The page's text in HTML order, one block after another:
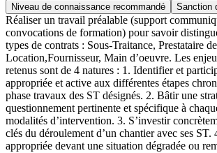
Niveau de connaissance recommandé
Sanction
Réaliser un travail préalable (support
convocations de formation) pour savoir
types de contrats : Sous-Traitance, Prestataire
Location,Fournisseur, Main d’oeuvre. Les
retenus sont de 4 natures : 1. Identifier et
appropriée et active aux différentes étapes
phase travaux des ST désignés. 2. Bâtir une
questionnement pertinente et spécifique à
modalités d’intervention. 3. S’investir
clés du déroulement d’un chantier avec ses ST.
appropriée devant une situation dégradée ou